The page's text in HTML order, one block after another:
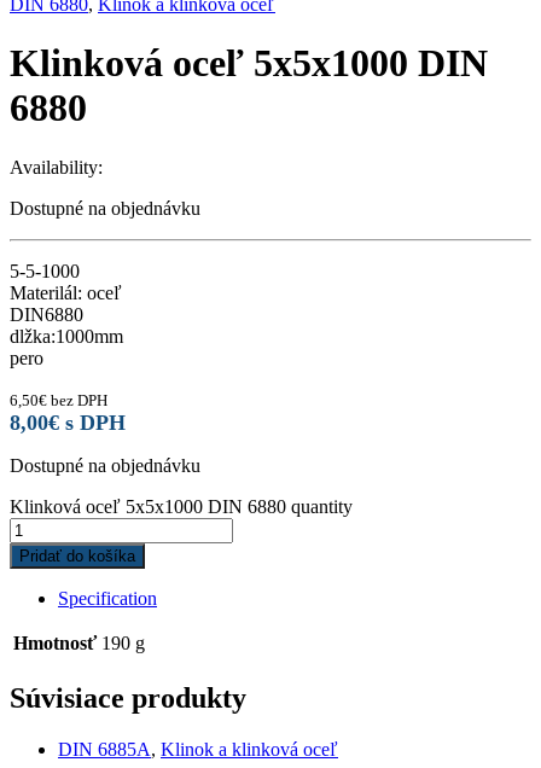
DIN 6880, Klinok a klinková oceľ
Klinková oceľ 5x5x1000 DIN
6880
Availability:
Dostupné na objednávku
5-5-1000
Materilál: oceľ
DIN6880
dlžka:1000mm
pero
6,50€ bez DPH
8,00€ s DPH
Dostupné na objednávku
Klinková oceľ 5x5x1000 DIN 6880 quantity
Pridať do košíka
Specification
Hmotnosť 190 g
Súvisiace produkty
DIN 6885A, Klinok a klinková oceľ